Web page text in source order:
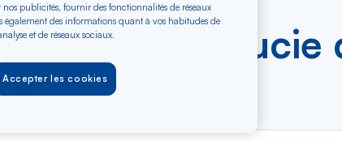
- Sainte-Lucie
publicités, fournir des fonctionnalités de réseaux
également des informations quant à vos habitudes de
et de réseaux sociaux.
Accepter les cookies